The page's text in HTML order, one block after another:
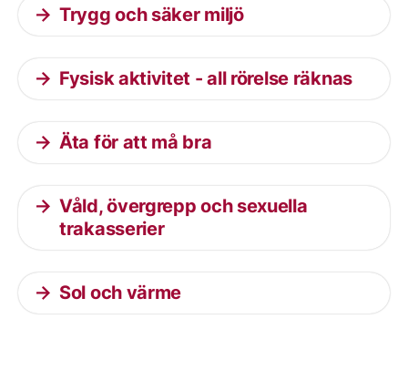
Trygg och säker miljö
Fysisk aktivitet - all rörelse räknas
Äta för att må bra
Våld, övergrepp och sexuella
trakasserier
Sol och värme